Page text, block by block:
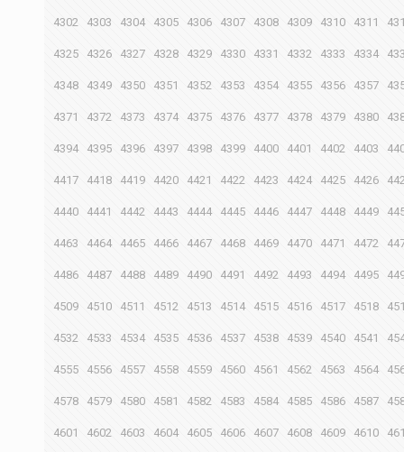
4302 4303 4304 4305 4306 4307 4308 4309 4310 4311
4325 4326 4327 4328 4329 4330 4331 4332 4333 4334
4348 4349 4350 4351 4352 4353 4354 4355 4356 4357
4371 4372 4373 4374 4375 4376 4377 4378 4379 4380
4394 4395 4396 4397 4398 4399 4400 4401 4402 4403
4417 4418 4419 4420 4421 4422 4423 4424 4425 4426
4440 4441 4442 4443 4444 4445 4446 4447 4448 4449
4463 4464 4465 4466 4467 4468 4469 4470 4471 4472
4486 4487 4488 4489 4490 4491 4492 4493 4494 4495
4509 4510 4511 4512 4513 4514 4515 4516 4517 4518
4532 4533 4534 4535 4536 4537 4538 4539 4540 4541
4555 4556 4557 4558 4559 4560 4561 4562 4563 4564
4578 4579 4580 4581 4582 4583 4584 4585 4586 4587
4601 4602 4603 4604 4605 4606 4607 4608 4609 4610